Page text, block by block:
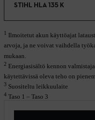
STIHL HLA 135 K
1 Ilmoitetut akun käyttöajat
arvoja, ja ne voivat vaihdella
mukaan.
2 Energiasisältö kennon
käytettävissä oleva teho on
3 Suositeltu leikkuulaite
4 Taso 1 – Taso 3